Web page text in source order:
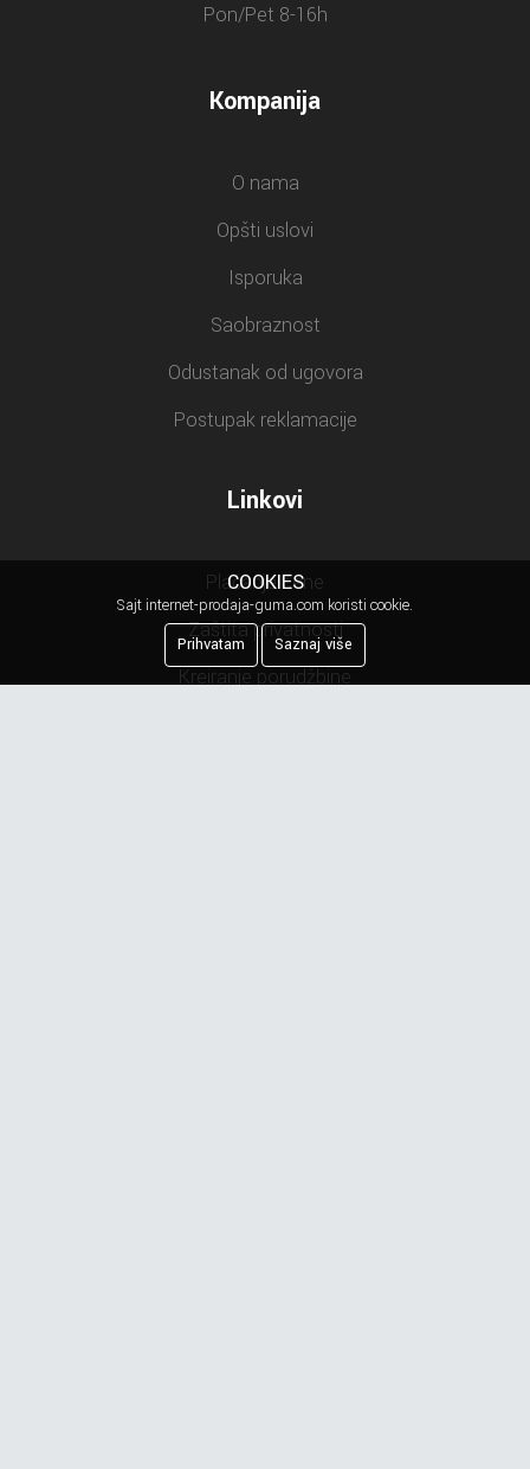
Pon/Pet 8-16h
Kompanija
O nama
Opšti uslovi
Isporuka
Saobraznost
Odustanak od ugovora
Postupak reklamacije
Linkovi
Plaćanje cene
Zaštita privatnosti
Kreiranje porudžbine
COOKIES
Sajt internet-prodaja-guma.com koristi cookie.
Prihvatam
Saznaj više